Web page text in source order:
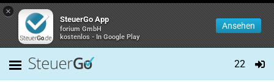
×
SteuerGo App
forium GmbH
kostenlos - In Google Play
Ansehen
22